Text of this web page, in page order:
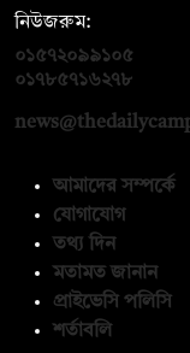
নিউজরুম:
০১৫৭২০৯৯১০৫
০১৭৮৫৭১৬২৭৮
আমাদের সম্পর্কে
যোগাযোগ
তথ্য দিন
মতামত জানান
প্রাইভেসি পলিসি
শর্তাবলি